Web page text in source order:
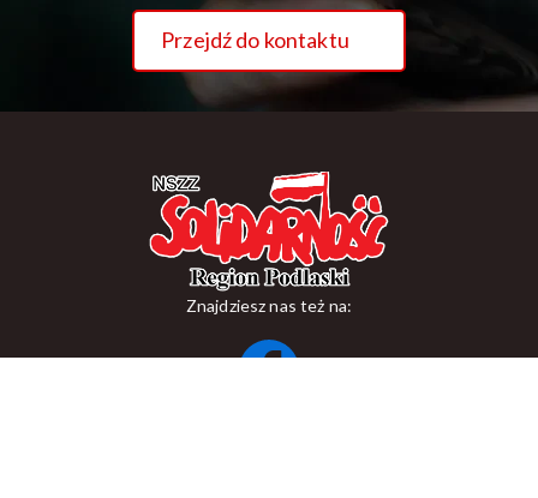
Przejdź do kontaktu
Znajdziesz nas też na: